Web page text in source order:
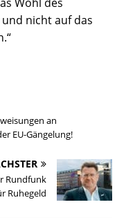
nicht auf das
an
EU-Gängelung!
Rundfunk
Ruhegeld